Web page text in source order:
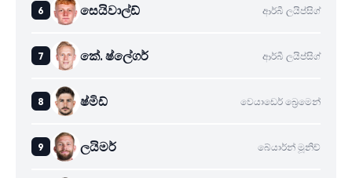
සෙයිවාල්ඩ් ආර්බී ලයිප්සිග්
කේ. ෂ්ලේගර් ආර්බී ලයිප්සිග්
ෂ්මිඩ් වෙයාඩෙර් බ්‍රෙමෙන්
ලයිමර් බේයාර්න් මූනිච්